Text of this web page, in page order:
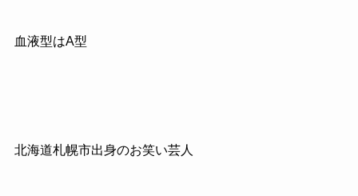
血液型はA型
北海道札幌市出身のお笑い芸人